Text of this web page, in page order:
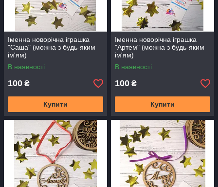
Іменна новорічна іграшка
"Саша" (можна з будь-яким
ім'ям)
В наявності
100 ₴
Купити
Іменна новорічна іграшка
"Артем" (можна з будь-яким
ім'ям)
В наявності
100 ₴
Купити